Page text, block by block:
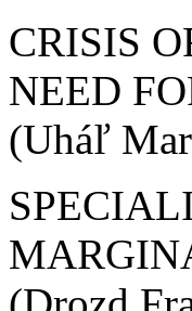
CRISIS
NEED
(Uháľ